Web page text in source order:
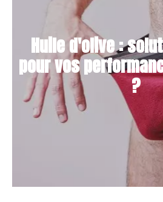
Huile d'olive :
pour vos
?